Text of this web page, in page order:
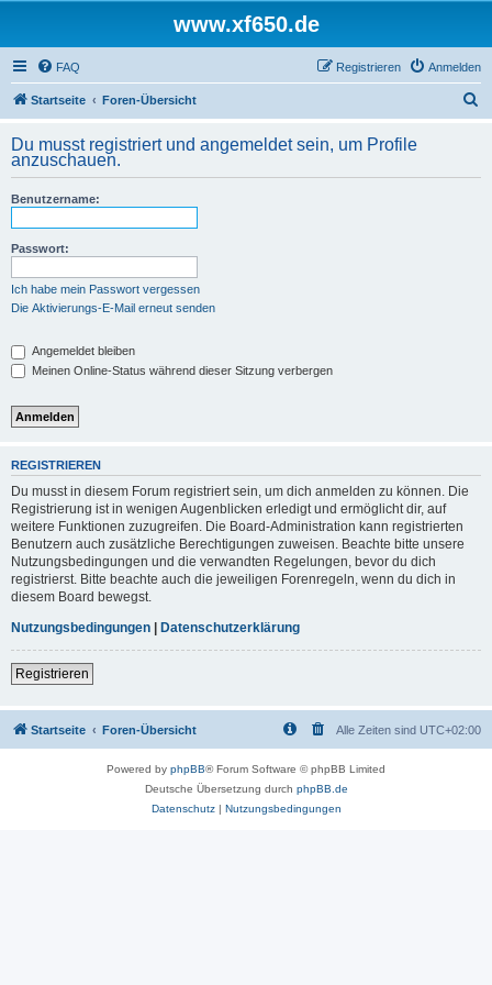
www.xf650.de
FAQ Anmelden
Registrieren
Startseite Foren-Übersicht
h
Du musst registriert und angemeldet sein, um Profile
anzuschauen.
Benutzername:
Passwort:
Ich habe mein Passwort vergessen
Die Aktivierungs-E-Mail erneut senden
Angemeldet bleiben
Meinen Online-Status während dieser Sitzung verbergen
REGISTRIEREN
Du musst in diesem Forum registriert sein, um dich anmelden zu können. Die
Registrierung ist in wenigen Augenblicken erledigt und ermöglicht dir, auf
weitere Funktionen zuzugreifen. Die Board-Administration kann registrierten
Benutzern auch zusätzliche Berechtigungen zuweisen. Beachte bitte unsere
Nutzungsbedingungen und die verwandten Regelungen, bevor du dich
registrierst. Bitte beachte auch die jeweiligen Forenregeln, wenn du dich in
diesem Board bewegst.
Nutzungsbedingungen | Datenschutzerklärung
Registrieren
Startseite Foren-Übersicht Alle Zeiten sind UTC+02:00
Powered by phpBB® Forum Software © phpBB Limited
Deutsche Übersetzung durch phpBB.de
Datenschutz| Nutzungsbedingungen